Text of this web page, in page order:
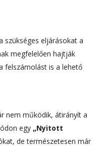
szükséges eljárásokat a
megfelelően hajtják
felszámolást is a lehető
nem működik, átirányít a
egy „Nyitott
de természetesen már